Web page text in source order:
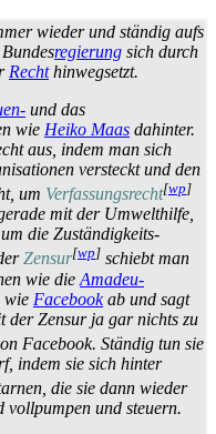
wieder und ständig aufs
regierung sich durch
Rechthinwegsetzt.
und das
wie Heiko Maas dahinter.
aus, indem man sich
versteckt und den
um Verfassungsrecht[wp]
mit der Umwelthilfe,
die Zuständigkeits­
Zensur[wp] schiebt man
wie die Amadeu-
wie Facebookab und sagt
der Zensur ja gar nichts zu
Facebook. Ständig tun sie
indem sie sich hinter
die sie dann wieder
und steuern.